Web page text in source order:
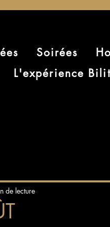
Soirées
L'expérience
de lecture